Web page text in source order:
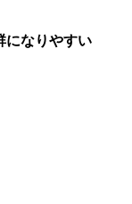
になりやすい